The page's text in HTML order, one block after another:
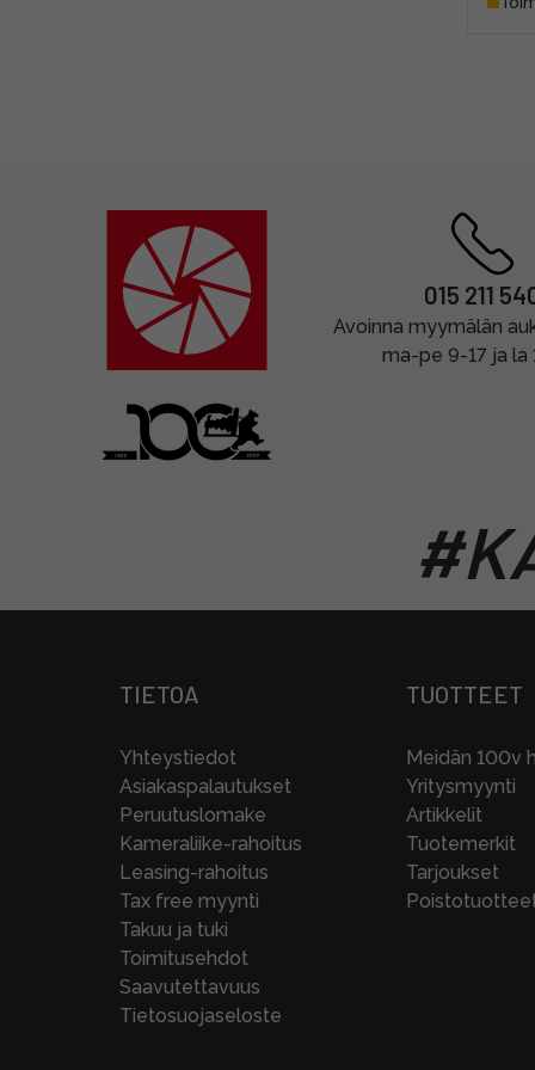
015 211
Avoinna myymälän
ma-pe 9-17 ja la
TIETOA
Yhteystiedot
Asiakaspalautukset
Peruutuslomake
Kameraliike-rahoitus
Leasing-rahoitus
Tax free myynti
Takuu ja tuki
Toimitusehdot
Saavutettavuus
Tietosuojaseloste
TUOTTEET
Meidän 100v
Yritysmyynti
Artikkelit
Tuotemerkit
Tarjoukset